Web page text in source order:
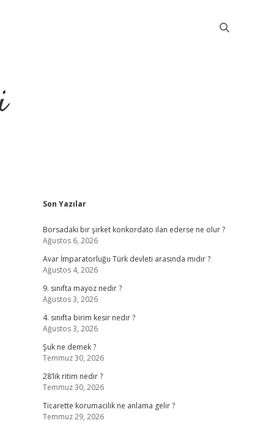
Sidebar
Son Yazılar
Borsadaki bir şirket konkordato ilan ederse ne olur ?
Ağustos 6, 2026
Avar İmparatorluğu Türk devleti arasında mıdır ?
Ağustos 4, 2026
9. sınıfta mayoz nedir ?
Ağustos 3, 2026
4. sınıfta birim kesir nedir ?
Ağustos 3, 2026
Şuk ne demek ?
Temmuz 30, 2026
28’lik ritim nedir ?
Temmuz 30, 2026
Ticarette korumacilik ne anlama gelir ?
Temmuz 29, 2026